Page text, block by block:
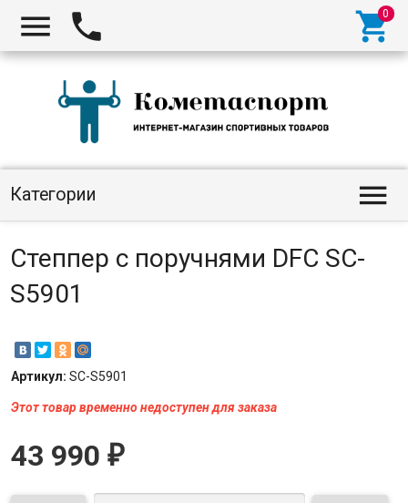
  
Категории 
Степпер с поручнями DFC SC-
S5901
Артикул: SC-S5901
Этот товар временно недоступен для заказа
43 990 ₽